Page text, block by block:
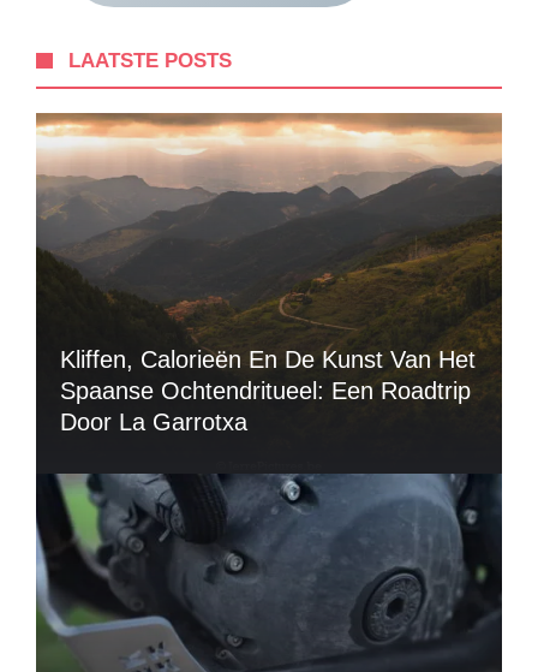
LAATSTE POSTS
Kliffen, Calorieën En De Kunst Van Het
Spaanse Ochtendritueel: Een Roadtrip
Door La Garrotxa